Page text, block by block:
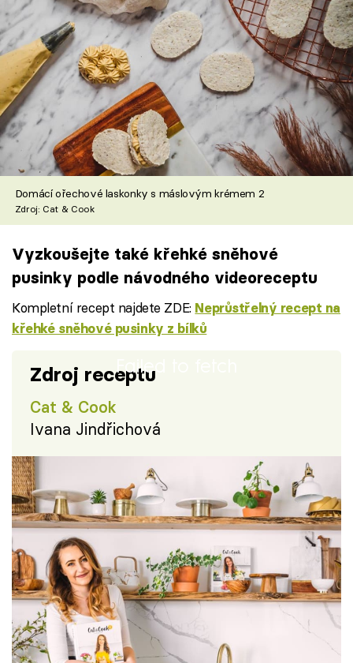
Domácí ořechové laskonky s máslovým krémem 2
Zdroj: Cat & Cook
Vyzkoušejte také křehké sněhové
pusinky podle návodného videoreceptu
Kompletní recept najdete ZDE: Neprůstřelný recept na
křehké sněhové pusinky z bílků
Failed to fetch
Zdroj receptu
Cat & Cook
Ivana Jindřichová